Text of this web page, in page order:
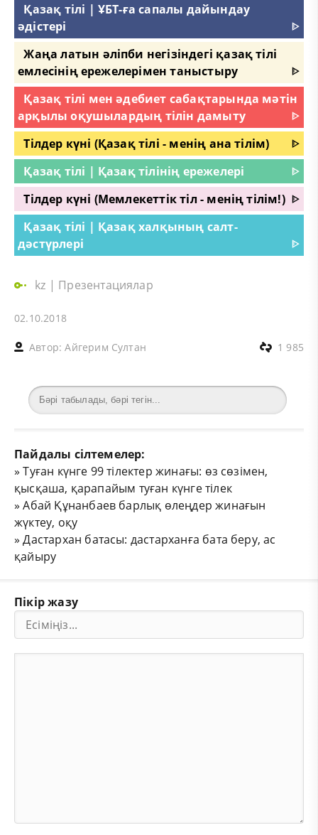
Қазақ тілі | ҰБТ-ға сапалы дайындау
әдістері
ᐈ
Жаңа латын әліпби негізіндегі қазақ тілі
емлесінің ережелерімен таныстыру
ᐈ
Қазақ тілі мен әдебиет сабақтарында мәтін
арқылы оқушылардың тілін дамыту
ᐈ
Тілдер күні (Қазақ тілі - менің ана тілім)
ᐈ
Қазақ тілі | Қазақ тілінің ережелері
ᐈ
Тілдер күні (Мемлекеттік тіл - менің тілім!) ᐈ
Қазақ тілі | Қазақ халқының салт-
дәстүрлері
ᐈ
kz | Презентациялар
02.10.2018
Автор:Айгерим Султан 1 985
Пайдалы сілтемелер:
»Туған күнге 99 тілектер жинағы: өз сөзімен,
қысқаша, қарапайым туған күнге тілек
»Абай Құнанбаев барлық өлеңдер жинағын
жүктеу, оқу
»Дастархан батасы: дастарханға бата беру, ас
қайыру
Пікір жазу